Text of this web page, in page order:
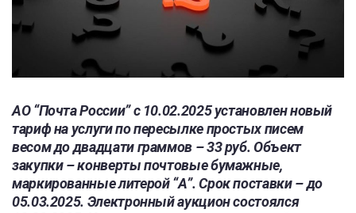
АО “Почта России” с 10.02.2025 установлен новый
тариф на услуги по пересылке простых писем
весом до двадцати граммов – 33 руб. Объект
закупки – конверты почтовые бумажные,
маркированные литерой “А”. Срок поставки – до
05.03.2025. Электронный аукцион состоялся